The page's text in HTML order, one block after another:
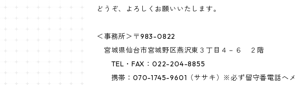
どうぞ、よろしくお願いいたします。
＜事務所＞〒983-0822
宮城県仙台市宮城野区燕沢東３丁目４－６ ２階
TEL・FAX：022-204-8855
携帯：070-1745-9601（ササキ）※必ず留守番電話へメ